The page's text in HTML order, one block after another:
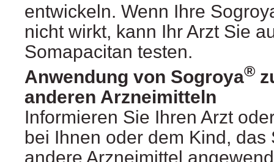
entwickeln. Wenn Ihre
nicht wirkt, kann Ihr Arzt Sie
Somapacitan testen.
Anwendung von Sogroya®
anderen Arzneimitteln
Informieren Sie Ihren Arzt
bei Ihnen oder dem Kind,
andere Arzneimittel